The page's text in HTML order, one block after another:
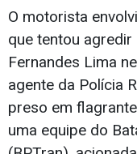
O motorista
que tentou
Fernandes Lima
agente da Polícia
preso em
uma equipe do